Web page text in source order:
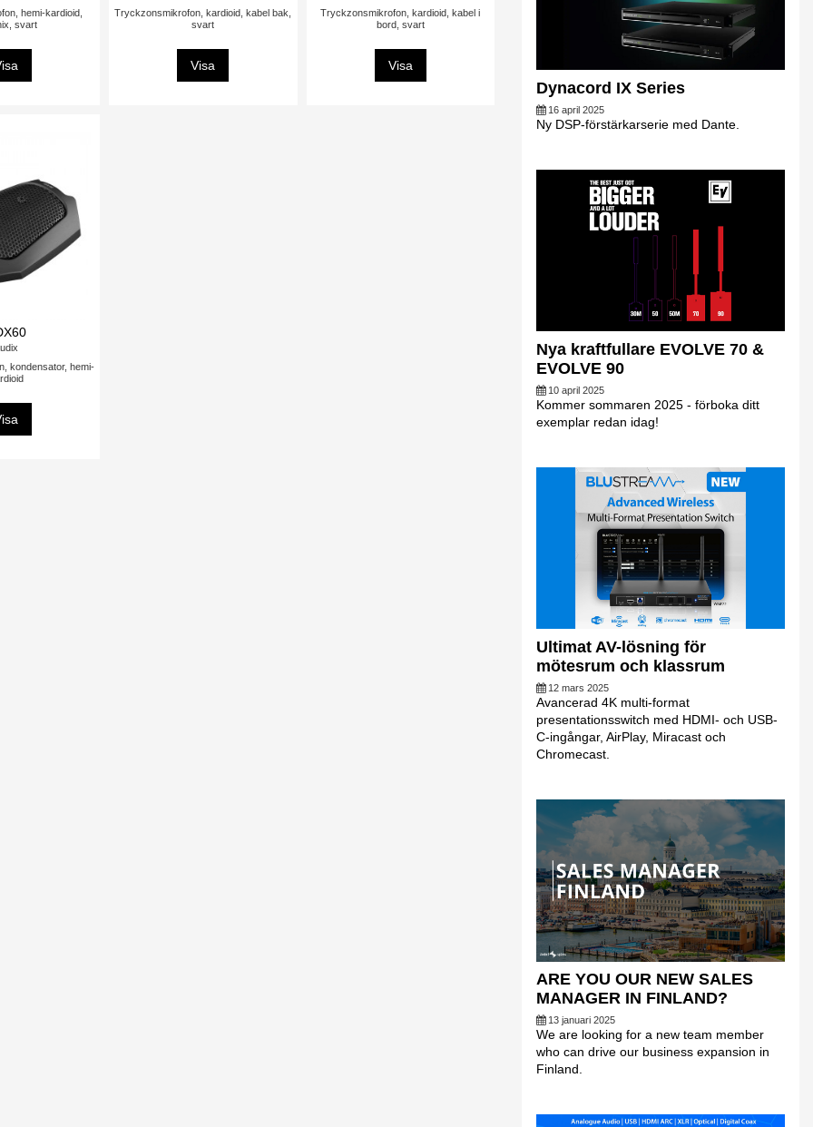
hemi-kardioid,
svart
Tryckzonsmikrofon, kardioid, kabel bak,
svart
Visa
Tryckzonsmikrofon, kardioid, kabel i
bord, svart
Visa
kondensator, hemi-
Dynacord IX Series
16 april 2025
Ny DSP-förstärkarserie med Dante.
Nya kraftfullare EVOLVE 70 &
EVOLVE 90
10 april 2025
Kommer sommaren 2025 - förboka ditt
exemplar redan idag!
Ultimat AV-lösning för
mötesrum och klassrum
12 mars 2025
Avancerad 4K multi-format
presentationsswitch med HDMI- och USB-
C-ingångar, AirPlay, Miracast och
Chromecast.
ARE YOU OUR NEW SALES
MANAGER IN FINLAND?
13 januari 2025
We are looking for a new team member
who can drive our business expansion in
Finland.